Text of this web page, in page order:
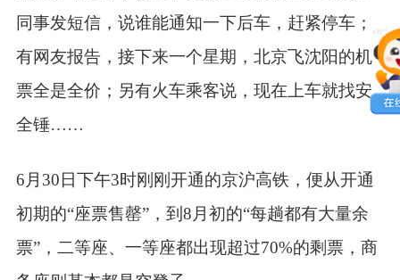
同事发短信，说谁能通知一下后车，赶紧停车；
有网友报告，接下来一个星期，北京飞沈阳的机
票全是全价；另有火车乘客说，现在上车就找安
全锤……
6月30日下午3时刚刚开通的京沪高铁，便从开通
初期的“座票售罄”，到8月初的“每趟都有大量余
票”，二等座、一等座都出现超过70%的剩票，商